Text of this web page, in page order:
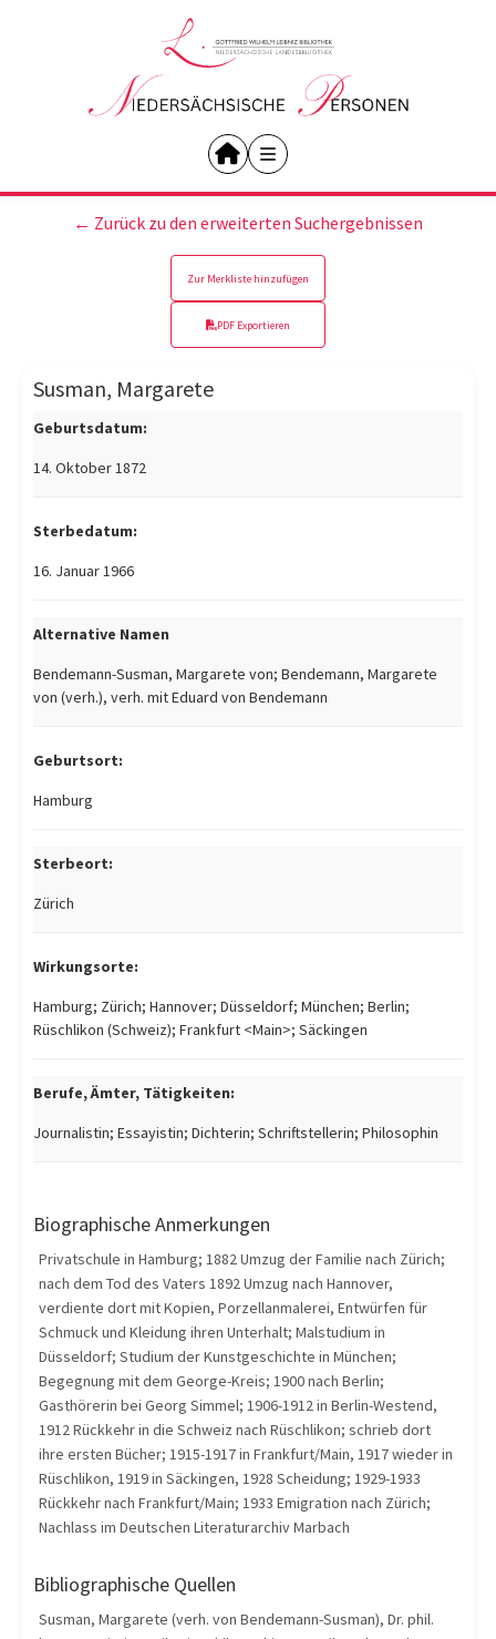
← Zurück zu den erweiterten Suchergebnissen
Zur Merkliste hinzufügen
PDF Exportieren
Susman, Margarete
Geburtsdatum:
14. Oktober 1872
Sterbedatum:
16. Januar 1966
Alternative Namen
Bendemann-Susman, Margarete von; Bendemann, Margarete
von (verh.), verh. mit Eduard von Bendemann
Geburtsort:
Hamburg
Sterbeort:
Zürich
Wirkungsorte:
Hamburg; Zürich; Hannover; Düsseldorf; München; Berlin;
Rüschlikon (Schweiz); Frankfurt <Main>; Säckingen
Berufe, Ämter, Tätigkeiten:
Journalistin; Essayistin; Dichterin; Schriftstellerin; Philosophin
Biographische Anmerkungen
Privatschule in Hamburg; 1882 Umzug der Familie nach Zürich;
nach dem Tod des Vaters 1892 Umzug nach Hannover,
verdiente dort mit Kopien, Porzellanmalerei, Entwürfen für
Schmuck und Kleidung ihren Unterhalt; Malstudium in
Düsseldorf; Studium der Kunstgeschichte in München;
Begegnung mit dem George-Kreis; 1900 nach Berlin;
Gasthörerin bei Georg Simmel; 1906-1912 in Berlin-Westend,
1912 Rückkehr in die Schweiz nach Rüschlikon; schrieb dort
ihre ersten Bücher; 1915-1917 in Frankfurt/Main, 1917 wieder in
Rüschlikon, 1919 in Säckingen, 1928 Scheidung; 1929-1933
Rückkehr nach Frankfurt/Main; 1933 Emigration nach Zürich;
Nachlass im Deutschen Literaturarchiv Marbach
Bibliographische Quellen
Susman, Margarete (verh. von Bendemann-Susman), Dr. phil.